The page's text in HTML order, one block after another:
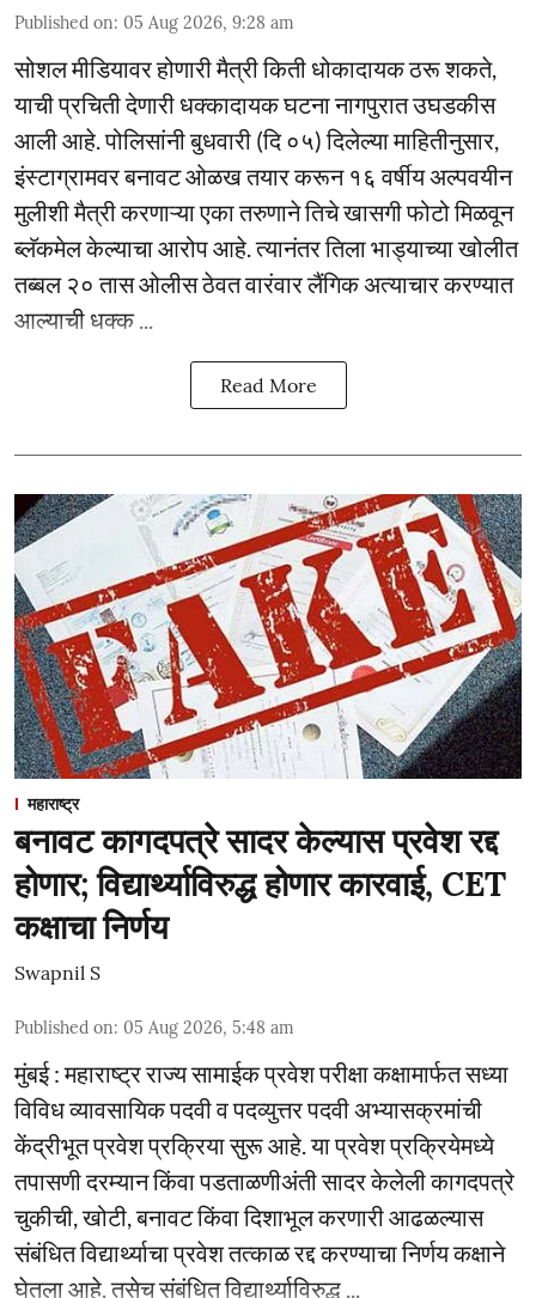
Published on: 05 Aug 2026, 9:28 am
सोशल मीडियावर होणारी मैत्री किती धोकादायक ठरू शकते,
याची प्रचिती देणारी धक्कादायक घटना नागपुरात उघडकीस
आली आहे. पोलिसांनी बुधवारी (दि ०५) दिलेल्या माहितीनुसार,
इंस्टाग्रामवर बनावट ओळख तयार करून १६ वर्षीय अल्पवयीन
मुलीशी मैत्री करणाऱ्या एका तरुणाने तिचे खासगी फोटो मिळवून
ब्लॅकमेल केल्याचा आरोप आहे. त्यानंतर तिला भाड्याच्या खोलीत
तब्बल २० तास ओलीस ठेवत वारंवार लैंगिक अत्याचार करण्यात
आल्याची धक्क ...
Read More
महाराष्ट्र
बनावट कागदपत्रे सादर केल्यास प्रवेश रद्द
होणार; विद्यार्थ्याविरुद्ध होणार कारवाई, CET
कक्षाचा निर्णय
Swapnil S
Published on: 05 Aug 2026, 5:48 am
मुंबई : महाराष्ट्र राज्य सामाईक प्रवेश परीक्षा कक्षामार्फत सध्या
विविध व्यावसायिक पदवी व पदव्युत्तर पदवी अभ्यासक्रमांची
केंद्रीभूत प्रवेश प्रक्रिया सुरू आहे. या प्रवेश प्रक्रियेमध्ये
तपासणी दरम्यान किंवा पडताळणीअंती सादर केलेली कागदपत्रे
चुकीची, खोटी, बनावट किंवा दिशाभूल करणारी आढळल्यास
संबंधित विद्यार्थ्याचा प्रवेश तत्काळ रद्द करण्याचा निर्णय कक्षाने
घेतला आहे. तसेच संबंधित विद्यार्थ्याविरुद्ध ...